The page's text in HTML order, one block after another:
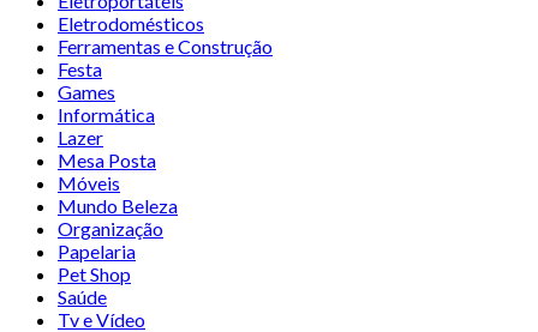
Eletrodomésticos
Ferramentas e Construção
Festa
Games
Informática
Lazer
Mesa Posta
Móveis
Mundo Beleza
Organização
Papelaria
Pet Shop
Saúde
Tv e Vídeo